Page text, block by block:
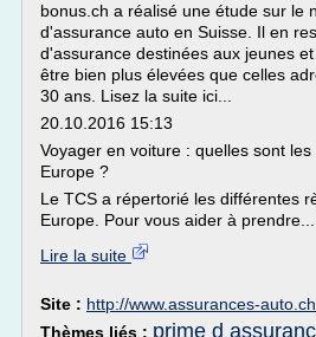
bonus.ch a réalisé une étude sur le
d'assurance auto en Suisse. Il en
d'assurance destinées aux jeunes
être bien plus élevées que celles
30 ans. Lisez la suite ici...
20.10.2016 15:13
Voyager en voiture : quelles sont
Europe ?
Le TCS a répertorié les différentes
Europe. Pour vous aider à prendre...
Lire la suite
Site : http://www.assurances-auto.ch
Thèmes liés : prime d